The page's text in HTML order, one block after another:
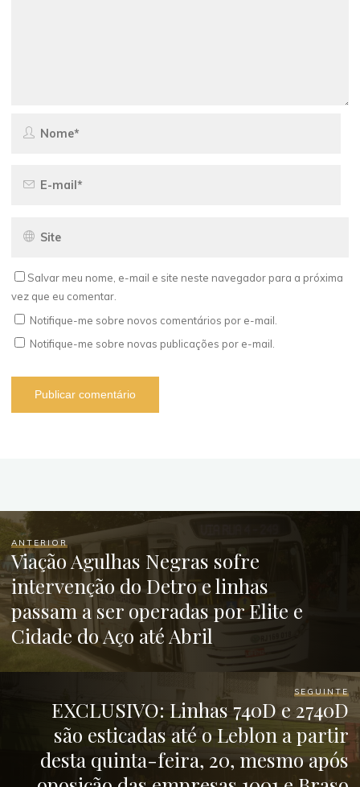
Salvar meu nome, e-mail e site neste navegador para a próxima
vez que eu comentar.
Notifique-me sobre novos comentários por e-mail.
Notifique-me sobre novas publicações por e-mail.
ANTERIOR
Viação Agulhas Negras sofre
intervenção do Detro e linhas
passam a ser operadas por Elite e
Cidade do Aço até Abril
SEGUINTE
EXCLUSIVO: Linhas 740D e 2740D
são esticadas até o Leblon a partir
desta quinta-feira, 20, mesmo após